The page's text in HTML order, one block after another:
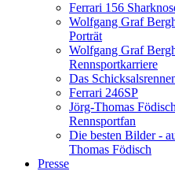
Ferrari 156
Wolfgang Graf
Porträt
Wolfgang Graf
Rennsportkarriere
Das
Ferrari 246SP
Jörg-Thomas
Rennsportfan
Die besten Bilder -
Thomas Födisch
Presse